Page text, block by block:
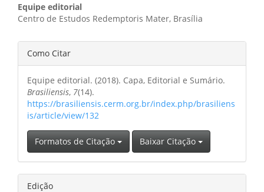
Conteúdo
do
artigo
principal
Equipe editorial
Centro de Estudos Redemptoris Mater, Brasília
Detalhes
do
artigo
Como Citar
Equipe editorial. (2018). Capa, Editorial e Sumário.
Brasiliensis, 7(14).
https://brasiliensis.cerm.org.br/index.php/brasiliens
is/article/view/132
Formatos de Citação Baixar Citação
Edição